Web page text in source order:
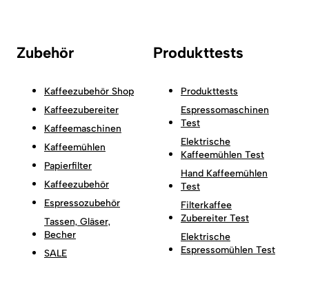
Zubehör
Kaffeezubehör Shop
Kaffeezubereiter
Kaffeemaschinen
Kaffeemühlen
Papierfilter
Kaffeezubehör
Espressozubehör
Tassen, Gläser,
Becher
SALE
Produkttests
Produkttests
Espressomaschinen
Test
Elektrische
Kaffeemühlen Test
Hand Kaffeemühlen
Test
Filterkaffee
Zubereiter Test
Elektrische
Espressomühlen Test